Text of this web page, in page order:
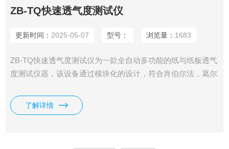
ZB-TQ快速透气度测试仪
更新时间： 2025-05-07 型号： 浏览量： 1683
ZB-TQ快速透气度测试仪为一款全自动多功能的纸与纸板透气
度测试仪器，该设备通过模块化的设计，符合肖伯尔法，葛尔
测量面积，自动读数，自动计算透气度。测试原理：设备自动
调整到设定压差，并在压差稳定后自动读取气体流量.
了解详情